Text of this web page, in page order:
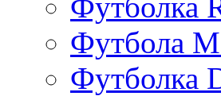
Футбола
Футболка